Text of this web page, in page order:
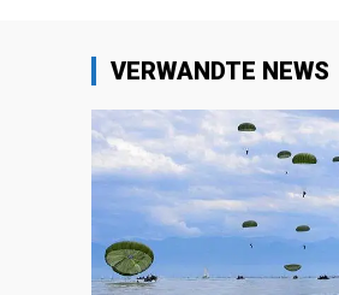
VERWANDTE NEWS